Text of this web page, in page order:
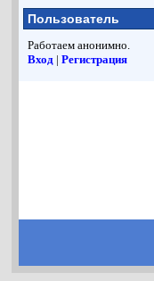
Пользователь
Работаем анонимно.
Вход |Регистрация